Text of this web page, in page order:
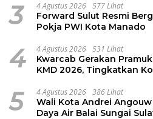
3 4 Agustus 2026 577 Lihat
Forward Sulut Resmi
Pokja PWI Kota Manado
4 4 Agustus 2026 531 Lihat
Kwarcab Gerakan
KMD 2026, Tingkatkan
5 4 Agustus 2026 386 Lihat
Wali Kota Andrei
Daya Air Balai Sungai